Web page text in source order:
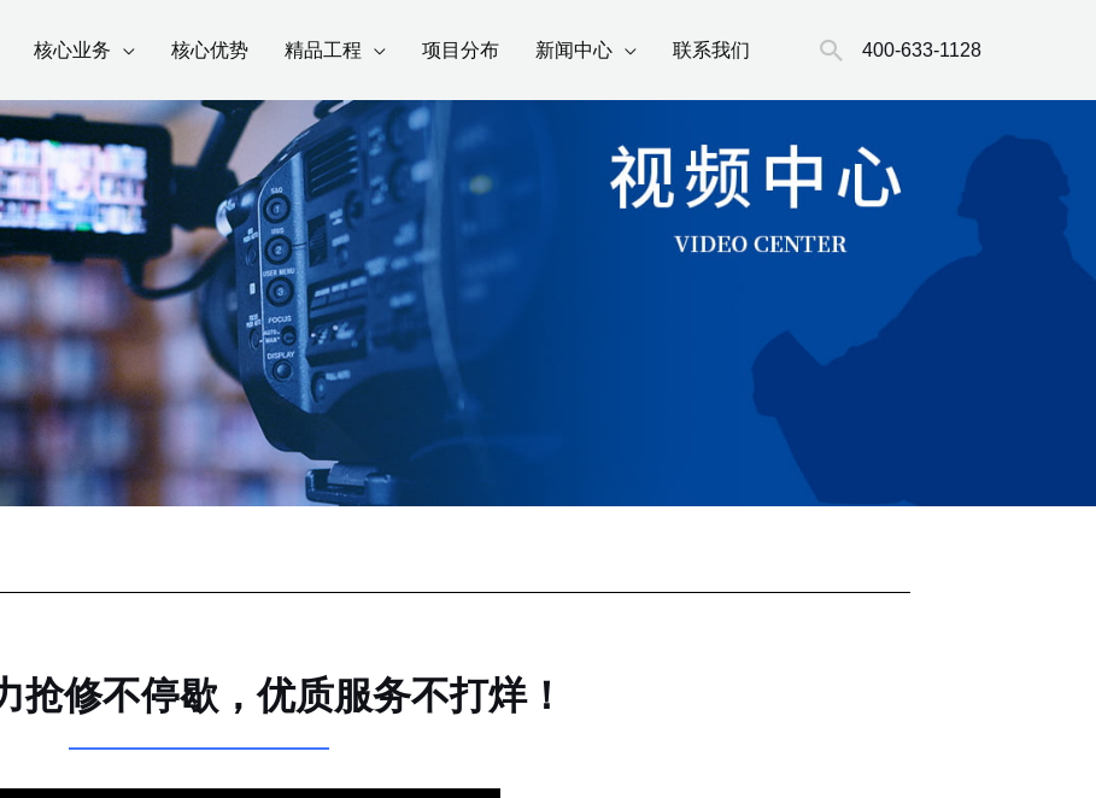
核心业务 核心优势 精品工程 项目分布 新闻中心 联系我们
搜
索
400-633-1128
抢修不停歇，优质服务不打烊！